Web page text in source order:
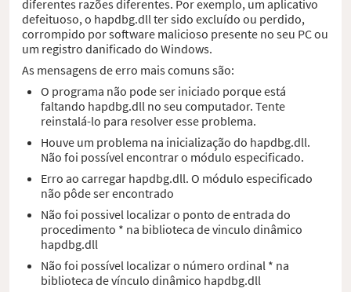
diferentes razões diferentes. Por exemplo, um aplicativo
defeituoso, o hapdbg.dll ter sido excluído ou perdido,
corrompido por software malicioso presente no seu PC ou
um registro danificado do Windows.
As mensagens de erro mais comuns são:
O programa não pode ser iniciado porque está
faltando hapdbg.dll no seu computador. Tente
reinstalá-lo para resolver esse problema.
Houve um problema na inicialização do hapdbg.dll.
Não foi possível encontrar o módulo especificado.
Erro ao carregar hapdbg.dll. O módulo especificado
não pôde ser encontrado
Não foi possivel localizar o ponto de entrada do
procedimento * na biblioteca de vinculo dinâmico
hapdbg.dll
Não foi possível localizar o número ordinal * na
biblioteca de vínculo dinâmico hapdbg.dll